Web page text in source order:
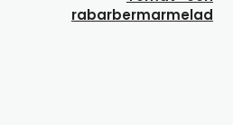
rabarbermarmelad